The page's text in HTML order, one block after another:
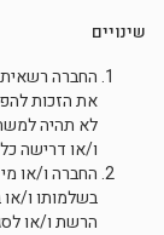
שינויים
החברה
את הזכות
לא תהיה
ו/או דרישה
החברה ו/או
בשלמותו ו/
הרשת ו/או